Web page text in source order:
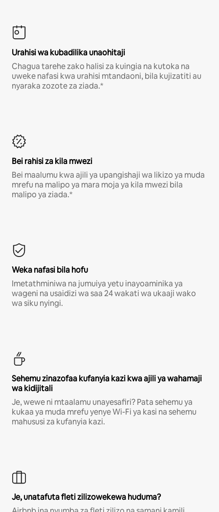
Urahisi wa kubadilika unaohitaji
Chagua tarehe zako halisi za kuingia na kutoka na
uweke nafasi kwa urahisi mtandaoni, bila kujizatiti au
nyaraka zozote za ziada.*
Bei rahisi za kila mwezi
Bei maalumu kwa ajili ya upangishaji wa likizo ya muda
mrefu na malipo ya mara moja ya kila mwezi bila
malipo ya ziada.*
Weka nafasi bila hofu
Imetathminiwa na jumuiya yetu inayoaminika ya
wageni na usaidizi wa saa 24 wakati wa ukaaji wako
wa siku nyingi.
Sehemu zinazofaa kufanyia kazi kwa ajili ya wahamaji
wa kidijitali
Je, wewe ni mtaalamu unayesafiri? Pata sehemu ya
kukaa ya muda mrefu yenye Wi-Fi ya kasi na sehemu
mahususi za kufanyia kazi.
Je, unatafuta fleti zilizowekewa huduma?